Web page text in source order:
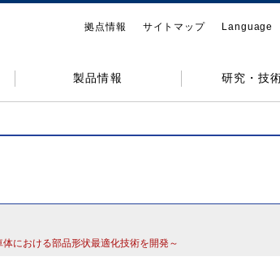
拠点情報 サイトマップ
Language
製品情報 研究・技
における部品形状最適化技術を開発～